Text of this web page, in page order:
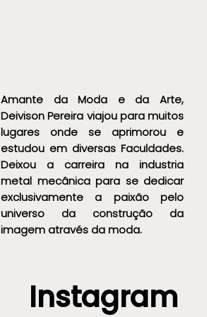
Amante da Moda e da Arte,
Deivison Pereira viajou para muitos
lugares onde se aprimorou e
estudou em diversas Faculdades.
Deixou a carreira na industria
metal mecânica para se dedicar
exclusivamente a paixão pelo
universo da construção da
imagem através da moda.
Instagram